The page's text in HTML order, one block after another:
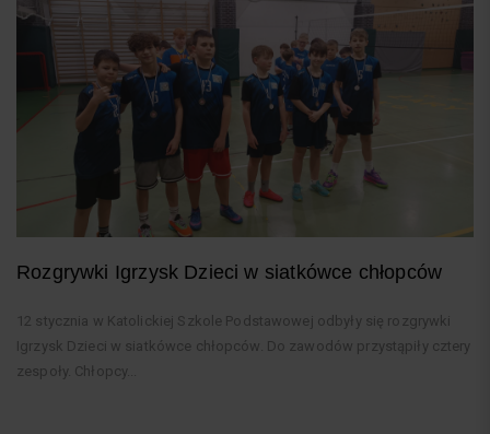
Rozgrywki Igrzysk Dzieci w siatkówce chłopców
12 stycznia w Katolickiej Szkole Podstawowej odbyły się rozgrywki
Igrzysk Dzieci w siatkówce chłopców. Do zawodów przystąpiły cztery
zespoły. Chłopcy...